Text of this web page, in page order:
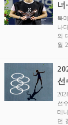
너
북
나
의
월
선
선
테
던